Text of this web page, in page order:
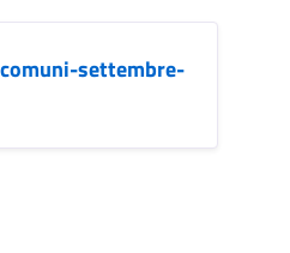
settembre-